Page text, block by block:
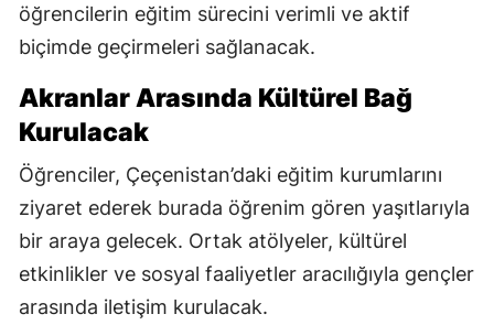
öğrencilerin eğitim sürecini verimli ve aktif
biçimde geçirmeleri sağlanacak.
Akranlar Arasında Kültürel Bağ
Kurulacak
Öğrenciler, Çeçenistan’daki eğitim kurumlarını
ziyaret ederek burada öğrenim gören yaşıtlarıyla
bir araya gelecek. Ortak atölyeler, kültürel
etkinlikler ve sosyal faaliyetler aracılığıyla gençler
arasında iletişim kurulacak.